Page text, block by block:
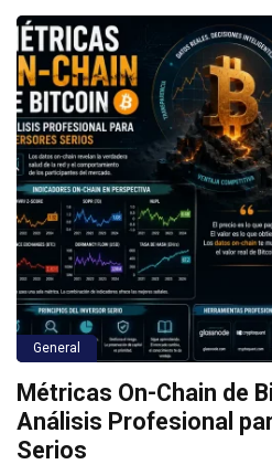
General
Métricas On-Chain de
Análisis Profesional
Serios